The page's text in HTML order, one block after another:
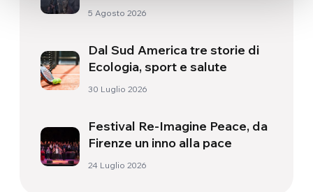
nuova
5 Agosto 2026
Dal Sud America tre storie di
Ecologia, sport e salute
30 Luglio 2026
Festival Re-Imagine Peace, da
Firenze un inno alla pace
24 Luglio 2026